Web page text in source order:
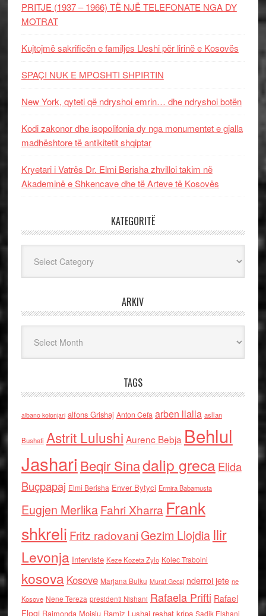
PRITJE (1937 – 1966) TË NJË TELEFONATE NGA DY
MOTRAT
Kujtojmë sakrificën e familjes Lleshi për lirinë e Kosovës
SPAÇI NUK E MPOSHTI SHPIRTIN
New York, qyteti që ndryshoi emrin… dhe ndryshoi botën
Kodi zakonor dhe isopolifonia dy nga monumentet e gjalla
madhështore të antikitetit shqiptar
Kryetari i Vatrës Dr. Elmi Berisha zhvilloi takim në
Akademinë e Shkencave dhe të Arteve të Kosovës
KATEGORITË
ARKIV
TAGS
albano kolonjari alfons Grishaj Anton Cefa arben llalla asllan
Bushati Astrit Lulushi Aurenc Bebja Behlul
Jashari Beqir Sinadalip grecaElida
Buçpapaj Elmi Berisha Enver Bytyci Ermira Babamusta
Eugjen MerlikaFahri Xharra Frank
shkreli Fritz radovaniGezim Llojdia Ilir
Levonja Interviste Keze Kozeta Zylo Kolec Traboini
kosova Kosove Marjana Bulku Murat Gecaj nderroi jete ne
Kosove Nene Tereza presidenti Nishani Rafaela Prifti Rafael
Floqi Raimonda Moisiu Ramiz Lushaj reshat kripa Sadik Elshani